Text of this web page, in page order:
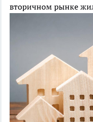
вторичном рынке